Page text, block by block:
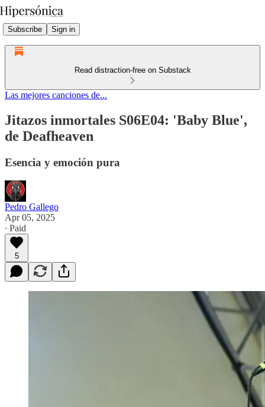
Subscribe Sign in
Read distraction-free on Substack
Las mejores canciones de...
Jitazos inmortales S06E04: 'Baby Blue',
de Deafheaven
Esencia y emoción pura
Pedro Gallego
Apr 05, 2025
∙ Paid
5